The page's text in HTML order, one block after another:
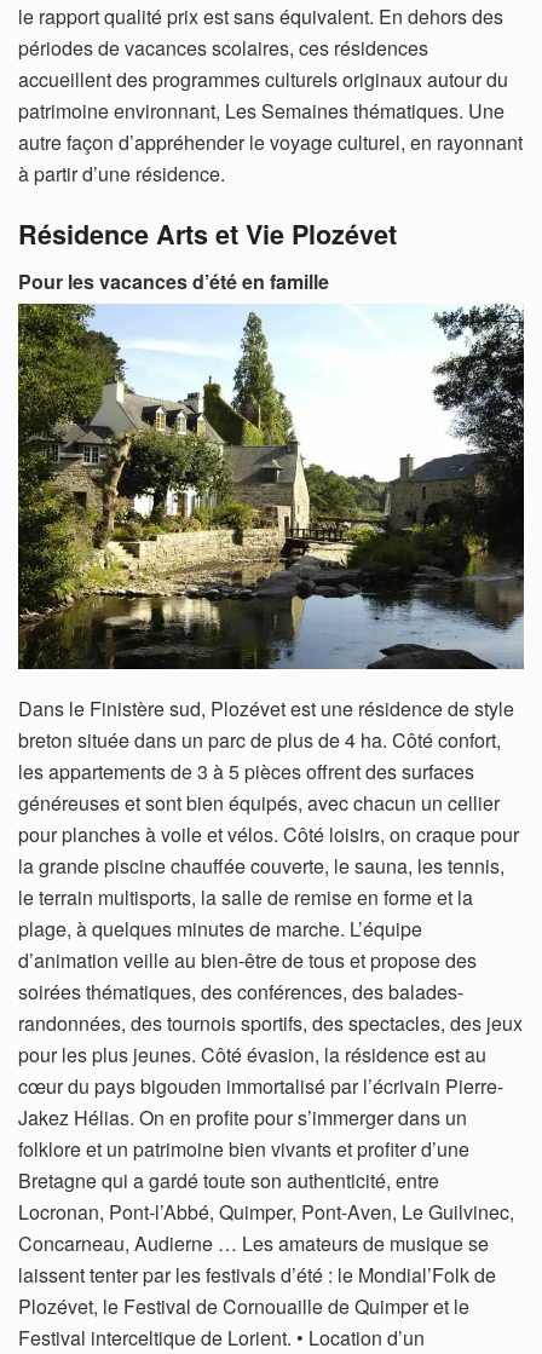
le rapport qualité prix est sans équivalent. En dehors des
périodes de vacances scolaires, ces résidences
accueillent des programmes culturels originaux autour du
patrimoine environnant, Les Semaines thématiques. Une
autre façon d’appréhender le voyage culturel, en rayonnant
à partir d’une résidence.
Résidence Arts et Vie Plozévet
Pour les vacances d’été en famille
Dans le Finistère sud, Plozévet est une résidence de style
breton située dans un parc de plus de 4 ha. Côté confort,
les appartements de 3 à 5 pièces offrent des surfaces
généreuses et sont bien équipés, avec chacun un cellier
pour planches à voile et vélos. Côté loisirs, on craque pour
la grande piscine chauffée couverte, le sauna, les tennis,
le terrain multisports, la salle de remise en forme et la
plage, à quelques minutes de marche. L’équipe
d’animation veille au bien-être de tous et propose des
soirées thématiques, des conférences, des balades-
randonnées, des tournois sportifs, des spectacles, des jeux
pour les plus jeunes. Côté évasion, la résidence est au
cœur du pays bigouden immortalisé par l’écrivain Pierre-
Jakez Hélias. On en profite pour s’immerger dans un
folklore et un patrimoine bien vivants et profiter d’une
Bretagne qui a gardé toute son authenticité, entre
Locronan, Pont-l’Abbé, Quimper, Pont-Aven, Le Guilvinec,
Concarneau, Audierne … Les amateurs de musique se
laissent tenter par les festivals d’été : le Mondial’Folk de
Plozévet, le Festival de Cornouaille de Quimper et le
Festival interceltique de Lorient. • Location d’un